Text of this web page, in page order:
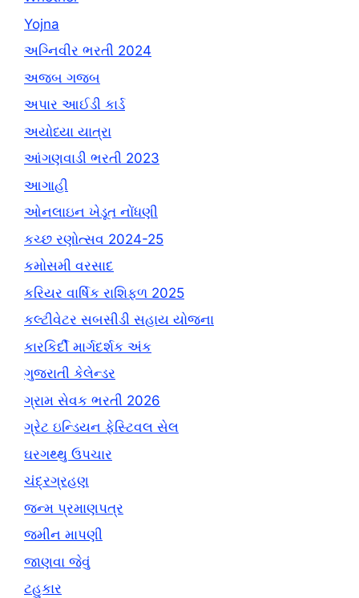
Yojna
અગ્નિવીર ભરતી 2024
અજબ ગજબ
અપાર આઈડી કાર્ડ
અયોધ્યા યાત્રા
આંગણવાડી ભરતી 2023
આગાહી
ઓનલાઇન ખેડૂત નોંધણી
કચ્છ રણોત્સવ 2024-25
કમોસમી વરસાદ
કરિયર વાર્ષિક રાશિફળ 2025
કલ્ટીવેટર સબસીડી સહાય યોજના
કારકિર્દી માર્ગદર્શક અંક
ગુજરાતી કેલેન્ડર
ગ્રામ સેવક ભરતી 2026
ગ્રેટ ઇન્ડિયન ફેસ્ટિવલ સેલ
ઘરગથ્થુ ઉપચાર
ચંદ્રગ્રહણ
જન્મ પ્રમાણપત્ર
જમીન માપણી
જાણવા જેવું
ટહુકાર